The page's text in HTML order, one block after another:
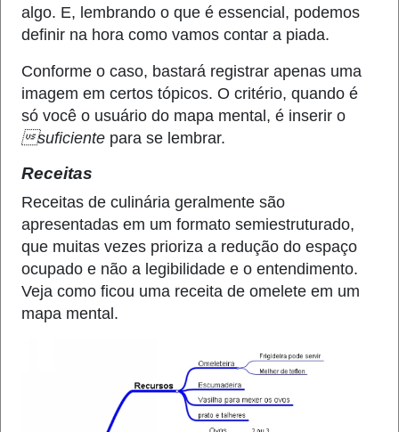
algo. E, lembrando o que é essencial, podemos
definir na hora como vamos contar a piada.
Conforme o caso, bastará registrar apenas uma
imagem em certos tópicos. O critério, quando é
só você o usuário do mapa mental, é inserir o
suficiente para se lembrar.
Receitas
Receitas de culinária geralmente são
apresentadas em um formato semiestruturado,
que muitas vezes prioriza a redução do espaço
ocupado e não a legibilidade e o entendimento.
Veja como ficou uma receita de omelete em um
mapa mental.